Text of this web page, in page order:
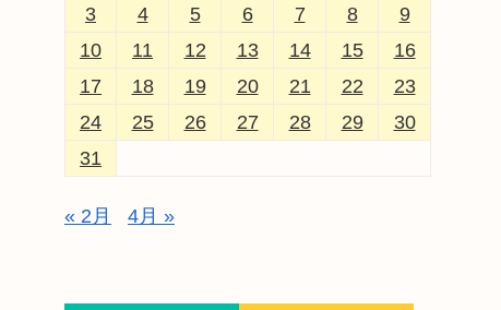
3
4 5 6 7 8
9
10
11 12 13 14 15
16
17
18 19 20 21 22
23
24
25 26 27 28 29
30
31
« 2月 4月 »